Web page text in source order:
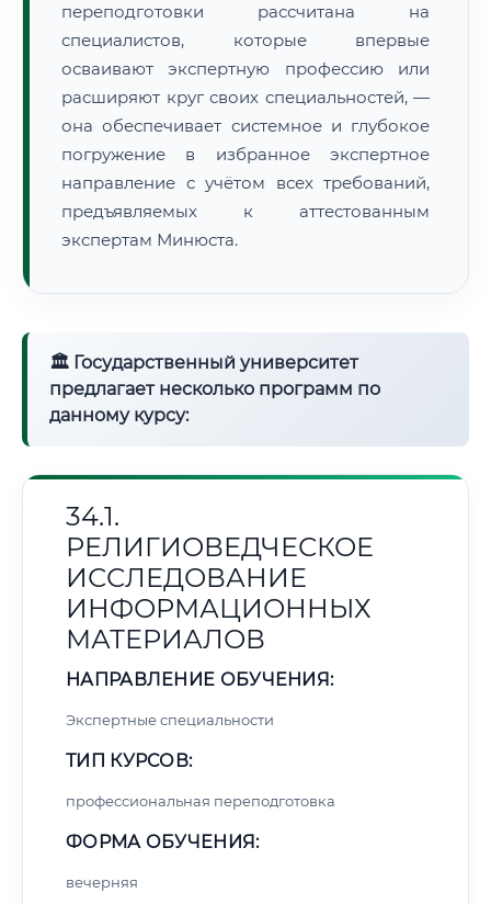
переподготовки рассчитана на
специалистов, которые впервые
осваивают экспертную профессию или
расширяют круг своих специальностей, —
она обеспечивает системное и глубокое
погружение в избранное экспертное
направление с учётом всех требований,
предъявляемых к аттестованным
экспертам Минюста.
🏛 Государственный университет
предлагает несколько программ по
данному курсу:
34.1.
РЕЛИГИОВЕДЧЕСКОЕ
ИССЛЕДОВАНИЕ
ИНФОРМАЦИОННЫХ
МАТЕРИАЛОВ
НАПРАВЛЕНИЕ ОБУЧЕНИЯ:
Экспертные специальности
ТИП КУРСОВ:
профессиональная переподготовка
ФОРМА ОБУЧЕНИЯ:
вечерняя